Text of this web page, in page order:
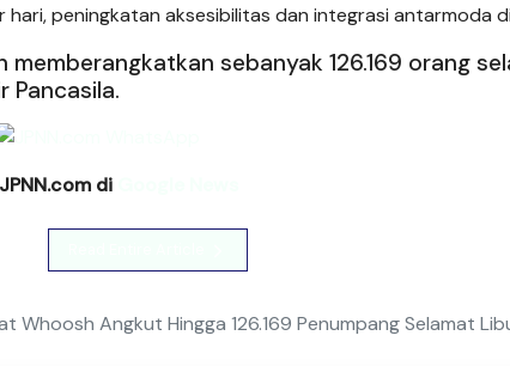
peningkatan aksesibilitas dan integrasi antarmoda
sebanyak 126.169 orang
Pancasila.
di
Whoosh Angkut Hingga 126.169 Penumpang Selamat